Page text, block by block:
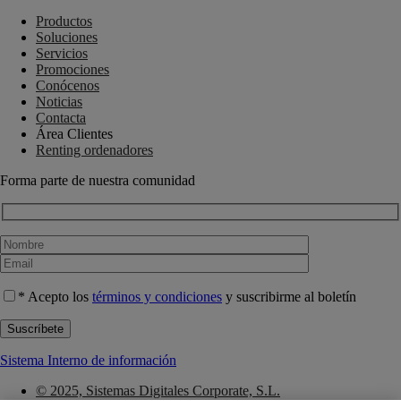
Productos
Soluciones
Servicios
Promociones
Conócenos
Noticias
Contacta
Área Clientes
Renting ordenadores
Forma parte de nuestra comunidad
* Acepto los términos y condiciones y suscribirme al boletín
Sistema Interno de información
© 2025, Sistemas Digitales Corporate, S.L.